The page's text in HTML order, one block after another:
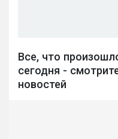
Все, что
сегодня -
новостей